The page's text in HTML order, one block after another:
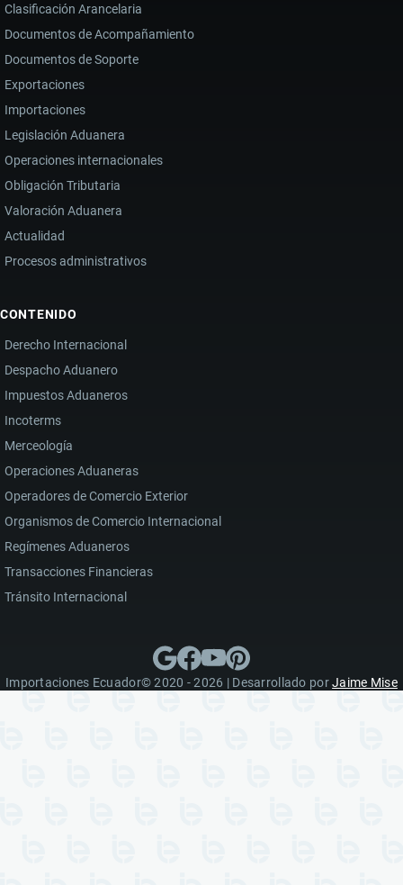
ABRE
LA
PUERTA
A
MILLONARIAS
DEVOLUCIONES
EN
ECUADOR
Clasificación Arancelaria
Documentos de Acompañamiento
Documentos de Soporte
Exportaciones
Importaciones
Legislación Aduanera
Operaciones internacionales
Obligación Tributaria
Valoración Aduanera
Actualidad
Procesos administrativos
CONTENIDO
Derecho Internacional
Despacho Aduanero
Impuestos Aduaneros
Incoterms
Merceología
Operaciones Aduaneras
Operadores de Comercio Exterior
Organismos de Comercio Internacional
Regímenes Aduaneros
Transacciones Financieras
Tránsito Internacional
Importaciones Ecuador© 2020 - 2026 | Desarrollado porJaime Mise